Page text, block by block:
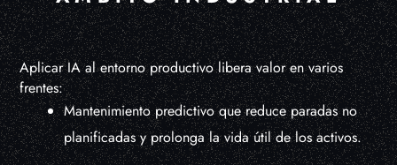
Aplicar IA al entorno productivo libera valor en varios
frentes:
Mantenimiento predictivo que reduce paradas no
planificadas y prolonga la vida útil de los activos.